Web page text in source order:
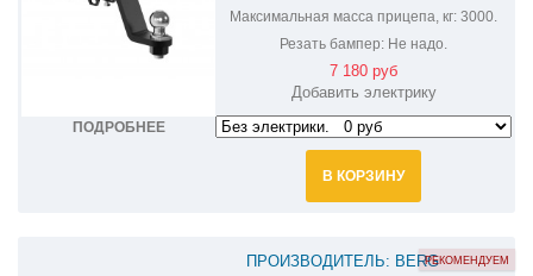
ПОДРОБНЕЕ
Максимальная масса прицепа, кг: 3000.
Резать бампер: Не надо.
7 180 руб
Добавить электрику
В КОРЗИНУ
ПРОИЗВОДИТЕЛЬ: BERGРЕКОМЕНДУЕМ